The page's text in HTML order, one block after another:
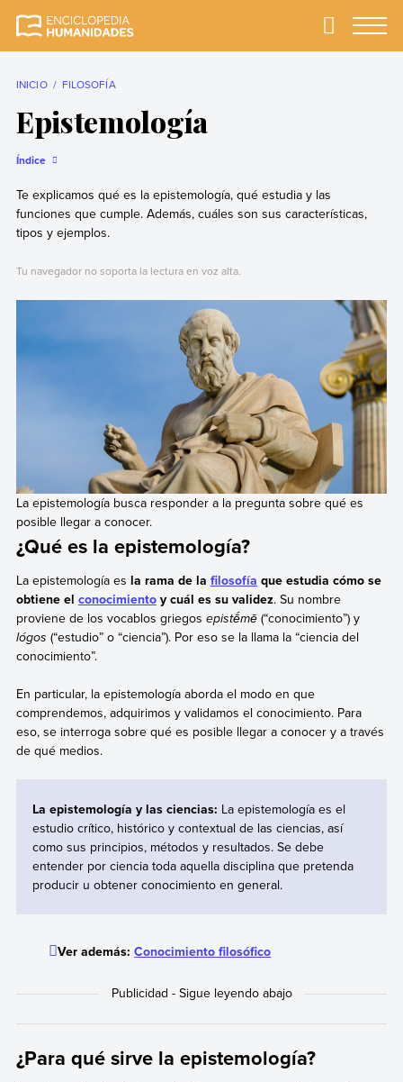
completa y más
Primary
INICIO FILOSOFÍA
Epistemología
Índice
Te explicamos qué es la epistemología, qué estudia y las
funciones que cumple. Además, cuáles son sus características,
tipos y ejemplos.
Tu navegador no soporta la lectura en voz alta.
La epistemología busca responder a la pregunta sobre qué es
posible llegar a conocer.
¿Qué es la epistemología?
La epistemología es la rama de la filosofía que estudia cómo se
obtiene el conocimientoy cuál es su validez. Su nombre
proviene de los vocablos griegos epistḗmē(“conocimiento”) y
lógos (“estudio” o “ciencia”). Por eso se la llama la “ciencia del
conocimiento”.
En particular, la epistemología aborda el modo en que
comprendemos, adquirimos y validamos el conocimiento. Para
eso, se interroga sobre qué es posible llegar a conocer y a través
de qué medios.
La epistemología y las ciencias: La epistemología es el
estudio crítico, histórico y contextual de las ciencias, así
como sus principios, métodos y resultados. Se debe
entender por ciencia toda aquella disciplina que pretenda
producir u obtener conocimiento en general.
Ver además:Conocimiento filosófico
¿Para qué sirve la epistemología?